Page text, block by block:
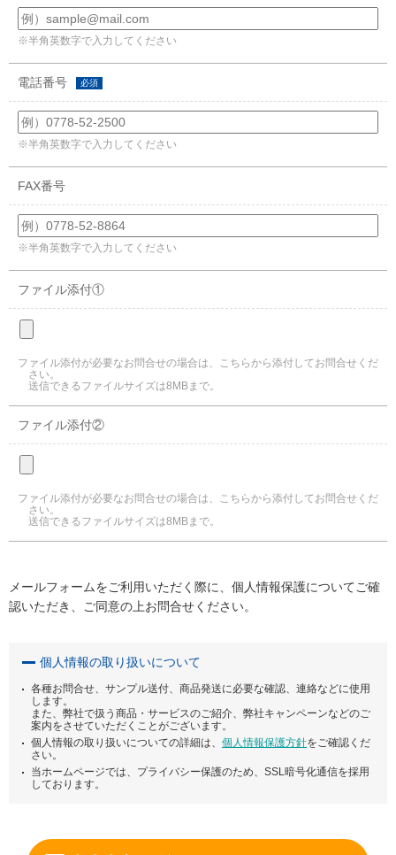
※半角英数字で入力してください
電話番号 必須
※半角英数字で入力してください
FAX番号
※半角英数字で入力してください
ファイル添付①
ファイル添付が必要なお問合せの場合は、こちらから添付してお問合せくだ
さい。
送信できるファイルサイズは8MBまで。
ファイル添付②
ファイル添付が必要なお問合せの場合は、こちらから添付してお問合せくだ
さい。
送信できるファイルサイズは8MBまで。
メールフォームをご利用いただく際に、個人情報保護についてご確
認いただき、ご同意の上お問合せください。
個人情報の取り扱いについて
各種お問合せ、サンプル送付、商品発送に必要な確認、連絡などに使用
します。
また、弊社で扱う商品・サービスのご紹介、弊社キャンペーンなどのご
案内をさせていただくことがございます。
個人情報の取り扱いについての詳細は、 個人情報保護方針をご確認くだ
さい。
当ホームページでは、プライバシー保護のため、SSL暗号化通信を採用
しております。